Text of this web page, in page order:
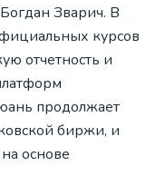
Зварич. В
курсов
отчетность и
продолжает
биржи, и
основе